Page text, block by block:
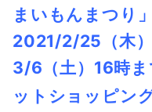
まいもんまつり 」
2021/2/25（木）
3/6（土）16時ま
ットショッピン